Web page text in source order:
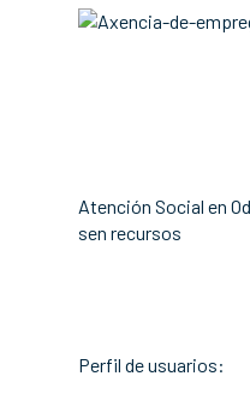
Atención Social en
sen recursos
Perfil de usuarios: